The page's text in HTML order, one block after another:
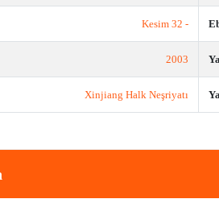
- 32 Kesim
2003
Xinjiang Halk Neşriyatı